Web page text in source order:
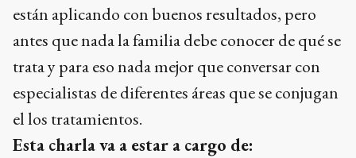
están aplicando con buenos resultados, pero
antes que nada la familia debe conocer de qué se
trata y para eso nada mejor que conversar con
especialistas de diferentes áreas que se conjugan
el los tratamientos.
Esta charla va a estar a cargo de: